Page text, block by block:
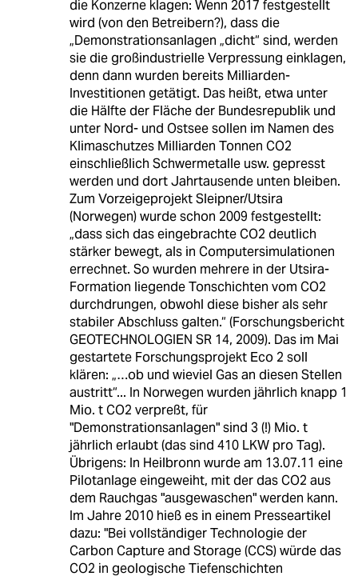
die Konzerne klagen: Wenn 2017 festgestellt
wird (von den Betreibern?), dass die
„Demonstrationsanlagen „dicht“ sind, werden
sie die großindustrielle Verpressung einklagen,
denn dann wurden bereits Milliarden-
Investitionen getätigt. Das heißt, etwa unter
die Hälfte der Fläche der Bundesrepublik und
unter Nord- und Ostsee sollen im Namen des
Klimaschutzes Milliarden Tonnen CO2
einschließlich Schwermetalle usw. gepresst
werden und dort Jahrtausende unten bleiben.
Zum Vorzeigeprojekt Sleipner/Utsira
(Norwegen) wurde schon 2009 festgestellt:
„dass sich das eingebrachte CO2 deutlich
stärker bewegt, als in Computersimulationen
errechnet. So wurden mehrere in der Utsira-
Formation liegende Tonschichten vom CO2
durchdrungen, obwohl diese bisher als sehr
stabiler Abschluss galten.“ (Forschungsbericht
GEOTECHNOLOGIEN SR 14, 2009). Das im Mai
gestartete Forschungsprojekt Eco 2 soll
klären: „…ob und wieviel Gas an diesen Stellen
austritt“... In Norwegen wurden jährlich knapp 1
Mio. t CO2 verpreßt, für
"Demonstrationsanlagen" sind 3 (!) Mio. t
jährlich erlaubt (das sind 410 LKW pro Tag).
Übrigens: In Heilbronn wurde am 13.07.11 eine
Pilotanlage eingeweiht, mit der das CO2 aus
dem Rauchgas "ausgewaschen" werden kann.
Im Jahre 2010 hieß es in einem Presseartikel
dazu: "Bei vollständiger Technologie der
Carbon Capture and Storage (CCS) würde das
CO2 in geologische Tiefenschichten